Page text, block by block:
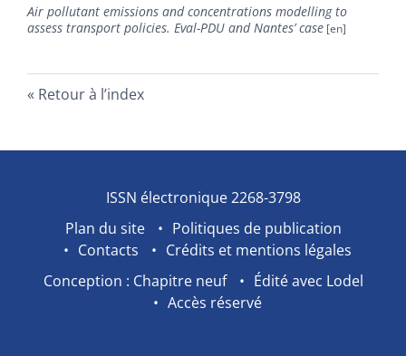
Air pollutant emissions and concentrations modelling to
assess transport policies. Eval-PDU and Nantes’ case
Retour à l’index
ISSN électronique 2268-3798
Plan du site
Politiques de publication
Contacts
Crédits et mentions légales
Conception : Chapitre neuf
Édité avec Lodel
Accès réservé